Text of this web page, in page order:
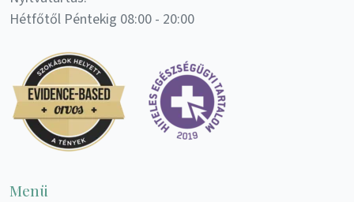
Hétfőtől Péntekig 08:00 - 20:00
Menü